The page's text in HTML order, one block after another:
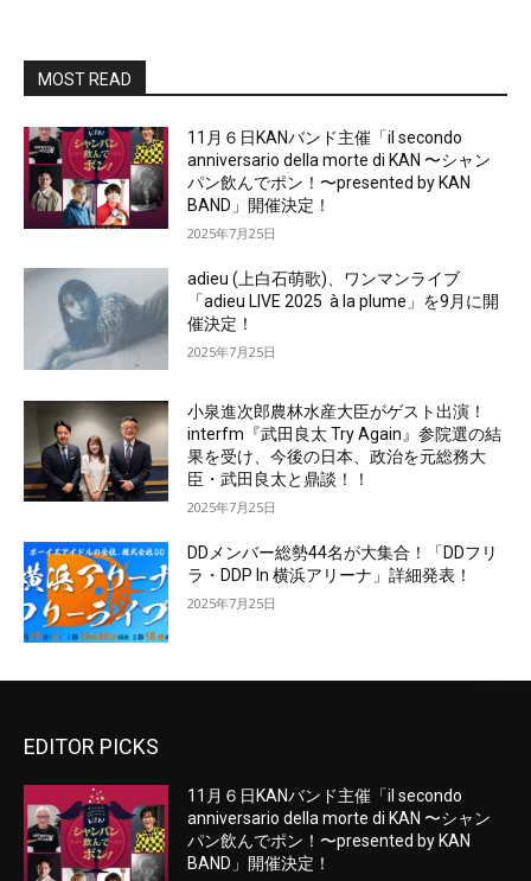
MOST READ
11月６日KANバンド主催「il secondo
anniversario della morte di KAN 〜シャン
パン飲んでポン！〜presented by KAN
BAND」開催決定！
2025年7月25日
adieu (上白石萌歌)、ワンマンライブ
「adieu LIVE 2025 à la plume」を9月に開
催決定！
2025年7月25日
小泉進次郎農林水産大臣がゲスト出演！
interfm『武田良太 Try Again』参院選の結
果を受け、今後の日本、政治を元総務大
臣・武田良太と鼎談！！
2025年7月25日
DDメンバー総勢44名が大集合！「DDフリ
ラ・DDP In 横浜アリーナ」詳細発表！
2025年7月25日
EDITOR PICKS
11月６日KANバンド主催「il secondo
anniversario della morte di KAN 〜シャン
パン飲んでポン！〜presented by KAN
BAND」開催決定！